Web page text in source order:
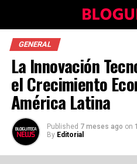
GENERAL
La Innovación
el Crecimiento
América Latina
Published 7 meses ago on
By Editorial